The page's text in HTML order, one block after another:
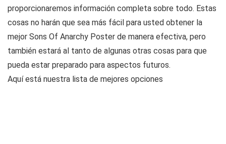
proporcionaremos información completa sobre todo. Estas
cosas no harán que sea más fácil para usted obtener la
mejor Sons Of Anarchy Poster de manera efectiva, pero
también estará al tanto de algunas otras cosas para que
pueda estar preparado para aspectos futuros.
Aquí está nuestra lista de mejores opciones